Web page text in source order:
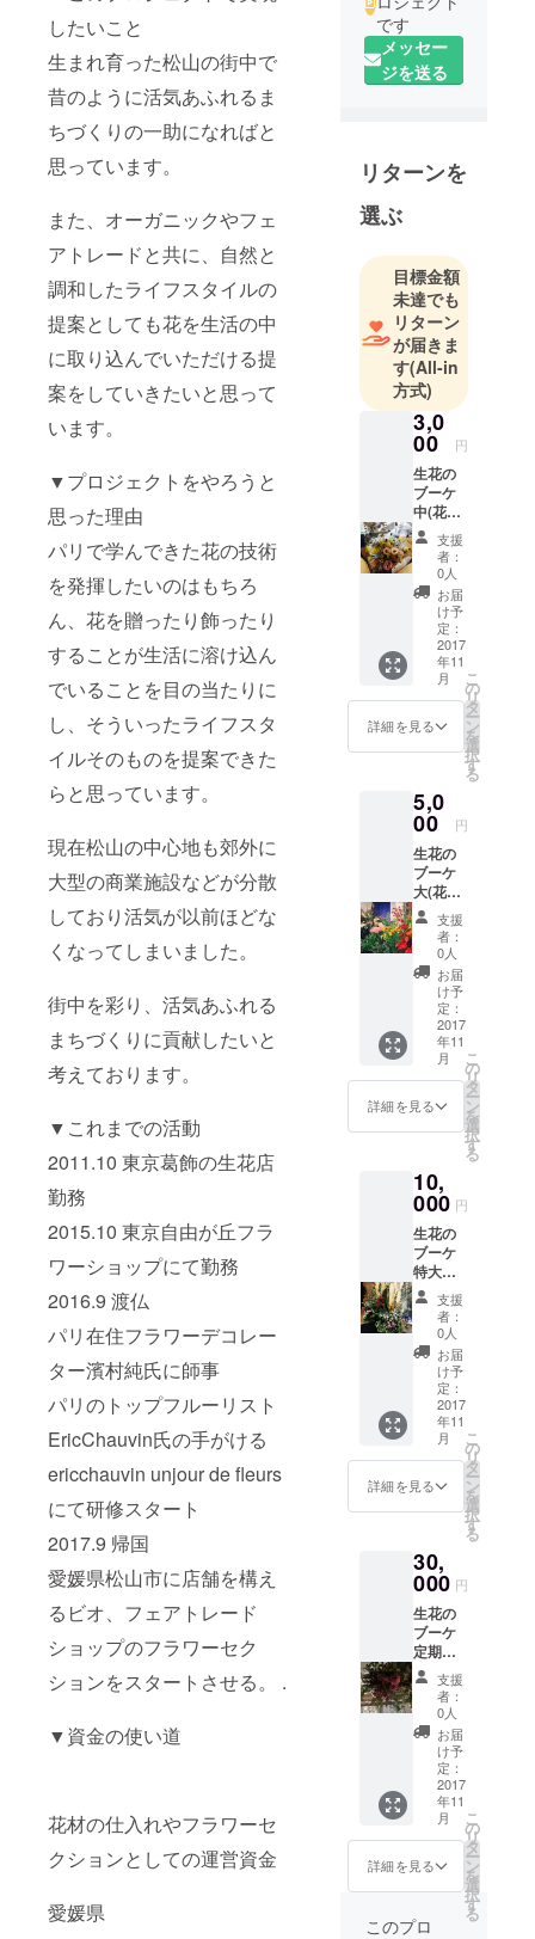
したいこと
生まれ育った松山の街中で
昔のように活気あふれるま
ちづくりの一助になればと
思っています。
また、オーガニックやフェ
アトレードと共に、自然と
調和したライフスタイルの
提案としても花を生活の中
に取り込んでいただける提
案をしていきたいと思って
います。
▼プロジェクトをやろうと
思った理由
パリで学んできた花の技術
を発揮したいのはもちろ
ん、花を贈ったり飾ったり
することが生活に溶け込ん
でいることを目の当たりに
し、そういったライフスタ
イルそのものを提案できた
らと思っています。
現在松山の中心地も郊外に
大型の商業施設などが分散
しており活気が以前ほどな
くなってしまいました。
街中を彩り、活気あふれる
まちづくりに貢献したいと
考えております。
▼これまでの活動
2011.10 東京葛飾の生花店
勤務
2015.10 東京自由が丘フラ
ワーショップにて勤務
2016.9 渡仏
パリ在住フラワーデコレー
ター濱村純氏に師事
パリのトップフルーリスト
EricChauvin氏の手がける
ericchauvin unjour de fleurs
にて研修スタート
2017.9 帰国
愛媛県松山市に店舗を構え
るビオ、フェアトレード
ショップのフラワーセク
ションをスタートさせる。 .
▼資金の使い道
花材の仕入れやフラワーセ
クションとしての運営資金
愛媛県
です
メッセー
ジを送る
リターンを
選ぶ
目標金額
未達でも
リターン
が届きま
す(All-in
方式)
3,0
00 円
生花の
ブーケ
中(花材
はその
時に
よって
変わり
ます)
支援
者：
0人
お届
け予
定：
2017
年11
月
詳細を見る
こ
の
リ
タ
ー
ン
を
選
択
す
る
5,0
00 円
生花の
ブーケ
大(花材
はその
時に
よって
変わり
ます）
支援
者：
0人
お届
け予
定：
2017
年11
月
詳細を見る
こ
の
リ
タ
ー
ン
を
選
択
す
る
10,
000 円
生花の
ブーケ
特大
（花材
はその
時に
よって
変わり
ます）
支援
者：
0人
お届
け予
定：
2017
年11
月
詳細を見る
こ
の
リ
タ
ー
ン
を
選
択
す
る
30,
000 円
生花の
ブーケ
定期
便。約2
週間に1
度、3ヶ
月計6回
ブーケ
大をお
届けし
ます。
(花材は
その時
によっ
て変わ
りま
す）
支援
者：
0人
お届
け予
定：
2017
年11
月
詳細を見る
こ
の
リ
タ
ー
ン
を
選
択
す
る
このプロ